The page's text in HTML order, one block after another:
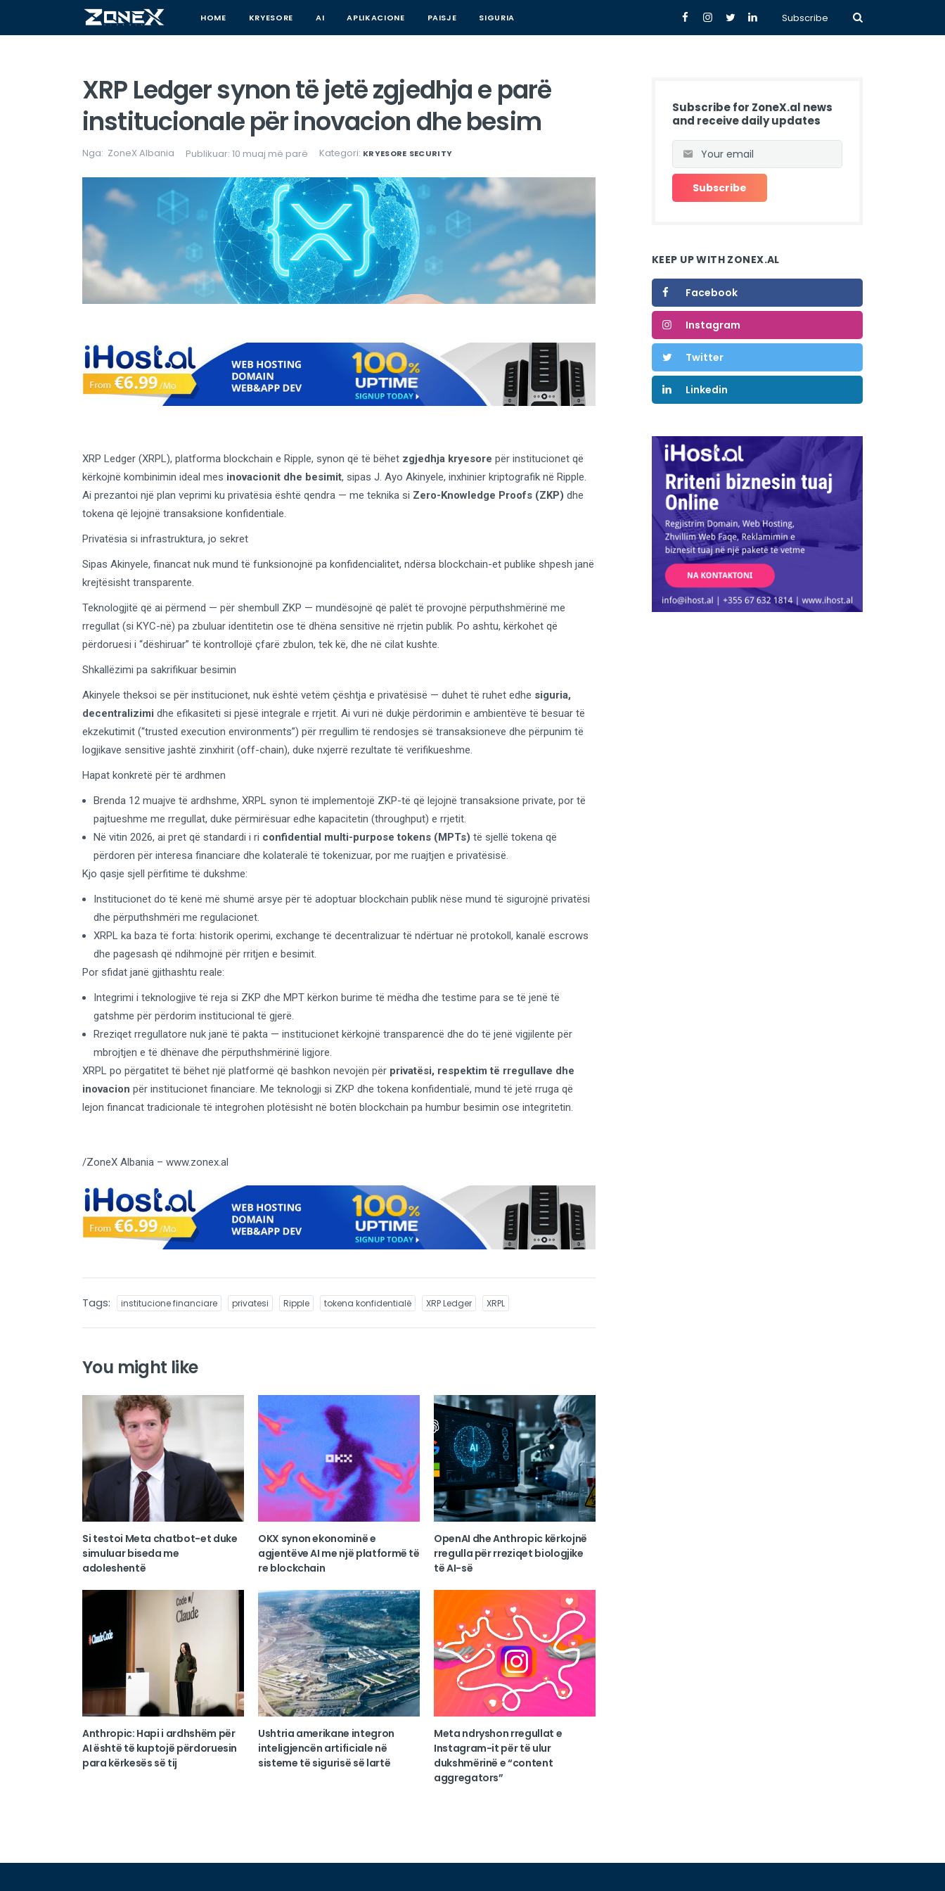
HOME KRYESORE AI APLIKACIONE PAISJE SIGURIA Subscribe
XRP Ledger synon të jetë zgjedhja e parë
institucionale për inovacion dhe besim
Nga: ZoneX Albania Publikuar: 10 muaj më parë Kategori: KRYESORE SECURITY
XRP Ledger (XRPL), platforma blockchain e Ripple, synon që të bëhet zgjedhja kryesore për institucionet që
kërkojnë kombinimin ideal mes inovacionit dhe besimit, sipas J. Ayo Akinyele, inxhinier kriptografik në Ripple.
Ai prezantoi një plan veprimi ku privatësia është qendra — me teknika si Zero-Knowledge Proofs (ZKP) dhe
tokena që lejojnë transaksione konfidentiale.
Privatësia si infrastruktura, jo sekret
Sipas Akinyele, finan­cat nuk mund të funksionojnë pa konfidencialitet, ndërsa blockchain-et publike shpesh janë
krejtësisht transparente.
Teknologjitë që ai përmend — për shembull ZKP — mundësojnë që palët të provojnë përputhshmërinë me
rregullat (si KYC-në) pa zbuluar identitetin ose të dhëna sensitive në rrjetin publik. Po ashtu, kërkohet që
përdoruesi i “dëshiruar” të kontrollojë çfarë zbulon, tek kë, dhe në cilat kushte.
Shkallëzimi pa sakrifikuar besimin
Akinyele theksoi se për institucionet, nuk është vetëm çështja e privatësisë — duhet të ruhet edhe siguria,
decentralizimi dhe efikasiteti si pjesë integrale e rrjetit. Ai vuri në dukje përdorimin e ambientëve të besuar të
ekzekutimit (“trusted execution environments”) për rregullim të rendosjes së transaksioneve dhe përpunim të
logjikave sensitive jashtë zinxhirit (off-chain), duke nxjerrë rezultate të verifikueshme.
Hapat konkretë për të ardhmen
Brenda 12 muajve të ardhshme, XRPL synon të implementojë ZKP-të që lejojnë transaksione private, por të
pajtueshme me rregullat, duke përmirësuar edhe kapacitetin (throughput) e rrjetit.
Në vitin 2026, ai pret që standardi i ri confidential multi-purpose tokens (MPTs) të sjellë tokena që
përdoren për interesa financiare dhe kolateralë të tokenizuar, por me ruajtjen e privatësisë.
Kjo qasje sjell përfitime të dukshme:
Institucionet do të kenë më shumë arsye për të adoptuar blockchain publik nëse mund të sigurojnë privatësi
dhe përputhshmëri me regulacionet.
XRPL ka baza të forta: historik operimi, exchange të decentralizuar të ndërtuar në protokoll, kanalë escrows
dhe pagesash që ndihmojnë për rritjen e besimit.
Por sfidat janë gjithashtu reale:
Integrimi i teknologjive të reja si ZKP dhe MPT kërkon burime të mëdha dhe testime para se të jenë të
gatshme për përdorim institucional të gjerë.
Rreziqet rregullatore nuk janë të pakta — institucionet kërkojnë transparencë dhe do të jenë vigjilente për
mbrojtjen e të dhënave dhe përputhshmërinë ligjore.
XRPL po përgatitet të bëhet një platformë që bashkon nevojën për privatësi, respektim të rregullave dhe
inovacion për institucionet financiare. Me teknologji si ZKP dhe tokena konfidentialë, mund të jetë rruga që
lejon financat tradicionale të integrohen plotësisht në botën blockchain pa humbur besimin ose integritetin.
/ZoneX Albania – www.zonex.al
Tags: institucione financiare privatesi Ripple tokena konfidentialë XRP Ledger XRPL
You might like
Si testoi Meta chatbot-et duke
simuluar biseda me
adoleshentë
OKX synon ekonominë e
agjentëve AI me një platformë të
re blockchain
OpenAI dhe Anthropic kërkojnë
rregulla për rreziqet biologjike
të AI-së
Anthropic: Hapi i ardhshëm për
AI është të kuptojë përdoruesin
para kërkesës së tij
Ushtria amerikane integron
inteligjencën artificiale në
sisteme të sigurisë së lartë
Meta ndryshon rregullat e
Instagram-it për të ulur
dukshmërinë e “content
aggregators”
Subscribe for ZoneX.al news
and receive daily updates
KEEP UP WITH ZONEX.AL
Facebook
Instagram
Twitter
Linkedin